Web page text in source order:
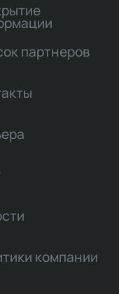
партнеров
компании